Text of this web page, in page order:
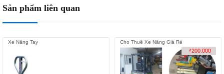
Sản phẩm liên quan
Xe Nâng Tay Cho Thuê Xe Nâng Giá Rẻ
-₫200.000